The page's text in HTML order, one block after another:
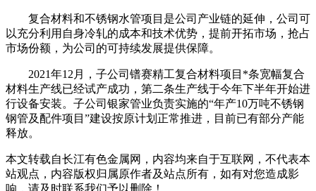
复合材料和不锈钢水管项目是公司产业链的延伸，公司可
以充分利用自身冷轧的成本和技术优势，提前开拓市场，抢占
市场份额，为公司的可持续发展提供保障。
2021年12月，子公司镨赛精工复合材料项目*条宽幅复合
材料生产线已经试产成功，第二条生产线于今年下半年开始进
行设备安装。子公司银家管业负责实施的“年产10万吨不锈钢
钢管及配件项目”建设按原计划正常推进，目前已有部分产能
释放。
本文转载自长江有色金属网，内容均来自于互联网，不代表本
站观点，内容版权归属原作者及站点所有，如有对您造成影